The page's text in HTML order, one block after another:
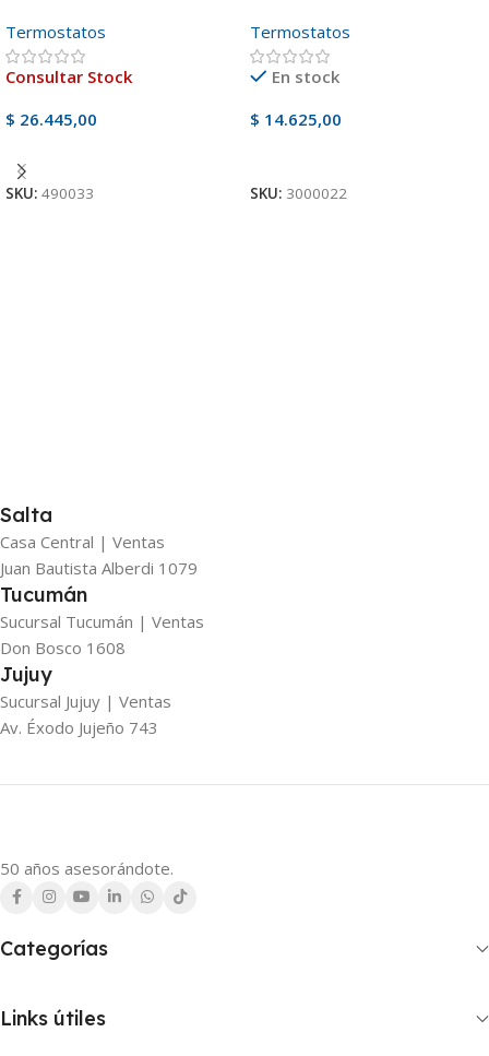
Termostatos
Consultar Stock
$ 26.445,00
SKU: 490033
Termostatos
En stock
$ 14.625,00
SKU: 3000022
Salta
Casa Central | Ventas
Juan Bautista Alberdi 1079
Tucumán
Sucursal Tucumán | Ventas
Don Bosco 1608
Jujuy
Sucursal Jujuy | Ventas
Av. Éxodo Jujeño 743
50 años asesorándote.
Categorías
Links útiles